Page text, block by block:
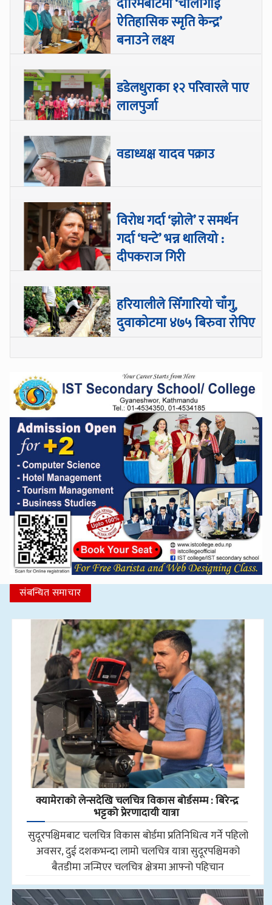
ऐतिहासिक स्मृति केन्द्र’
बनाउने लक्ष्य
डडेलधुराका १२ परिवारले पाए
लालपुर्जा
वडाध्यक्ष यादव पक्राउ
विरोध गर्दा ‘झोले’ र समर्थन
गर्दा ‘घन्टे’ भन्न थालियो :
दीपकराज गिरी
हरियालीले सिँगारियो चाँगु,
दुवाकोटमा ४७५ बिरुवा रोपिए
संबन्धित समाचार
क्यामेराको लेन्सदेखि चलचित्र विकास बोर्डसम्म : बिरेन्द्र
भट्टको प्रेरणादायी यात्रा
सुदूरपश्चिमबाट चलचित्र विकास बोर्डमा प्रतिनिधित्व गर्ने पहिलो
अवसर, दुई दशकभन्दा लामो चलचित्र यात्रा सुदूरपश्चिमको
बैतडीमा जन्मिएर चलचित्र क्षेत्रमा आफ्नो पहिचान